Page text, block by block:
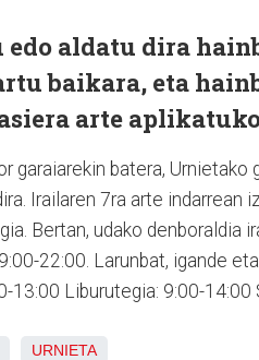
edo aldatu dira
baikara, eta
arte
garaiarekin batera,
Irailaren 7ra arte indarrean
Bertan, udako denboraldia
22:00. Larunbat, igande
13:00 Liburutegia: 9:00-
URNIETA